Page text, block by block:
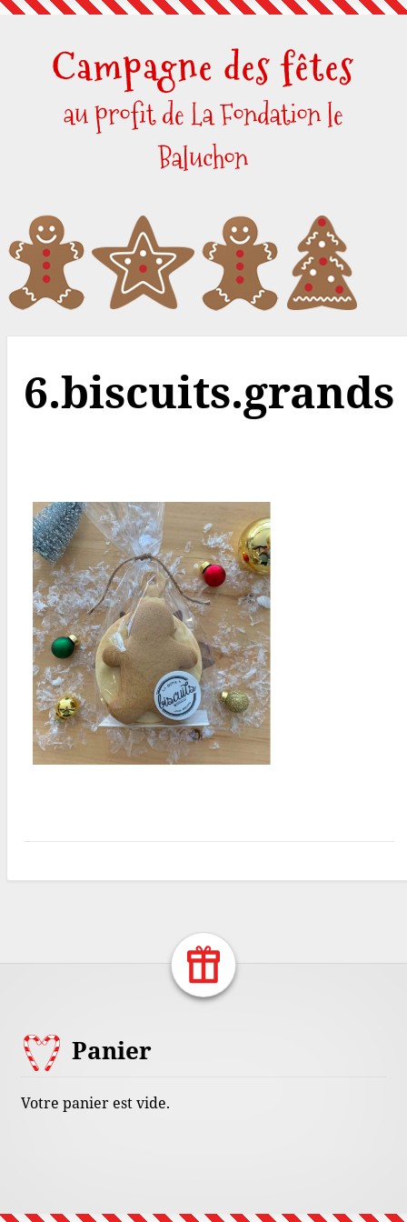
Skip
contentCampagne des fêtes
au profit de La Fondation le
Baluchon
6.biscuits.grands
Return Home
Footer
ContentPanier
Votre panier est vide.